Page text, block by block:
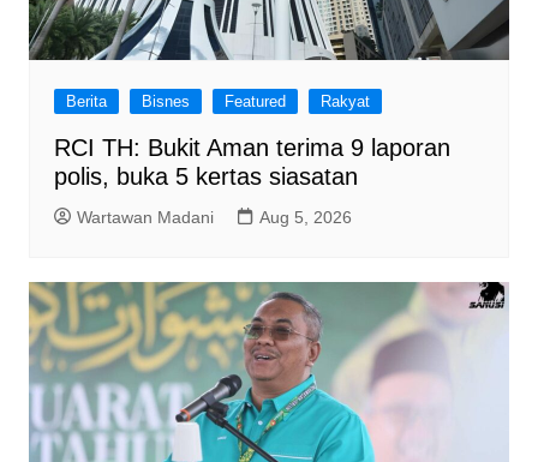
Berita Bisnes Featured Rakyat
RCI TH: Bukit Aman terima 9 laporan
polis, buka 5 kertas siasatan
Wartawan Madani Aug 5, 2026